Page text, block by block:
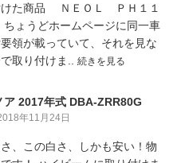
けた商品 ＮＥＯＬ ＰＨ１１
ょうどホームページに同一車
領が載っていて、それを見な
取り付けま.. 続きを見る
ア 2017年式 DBA-ZRR80G
年11月24日
、この白さ、しかも安い！物